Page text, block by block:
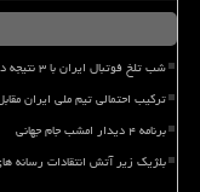
شب تلخ فوتبال ایران با ۳ نتیجه دور از انتظار شاگردان قلعه نویی چطور از صعود بازماندند؟
ترکیب احتمالی تیم ملی ایران
برنامه ۴ دیدار امشب جام جهانی
بلژیک زیر آتش انتقادات رسانه